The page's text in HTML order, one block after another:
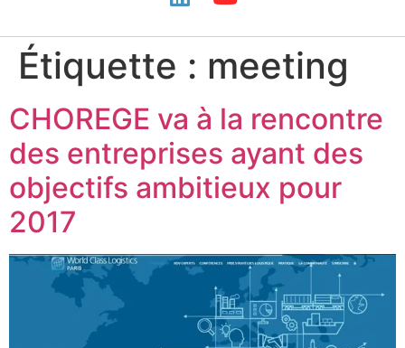
Étiquette : meeting
CHOREGE va à la rencontre
des entreprises ayant des
objectifs ambitieux pour
2017